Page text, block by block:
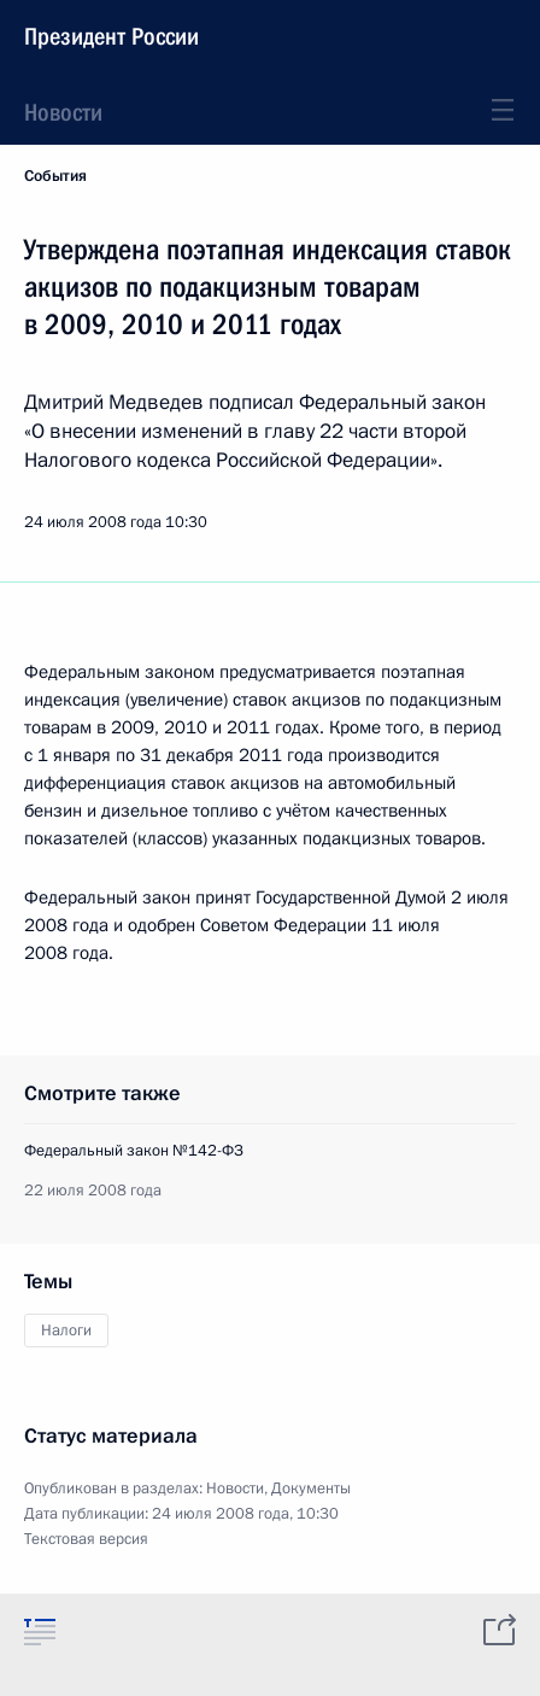
Президент России
Новости
События
Утверждена поэтапная индексация ставок
акцизов по подакцизным товарам
в 2009, 2010 и 2011 годах
Дмитрий Медведев подписал Федеральный закон
«О внесении изменений в главу 22 части второй
Налогового кодекса Российской Федерации».
24 июля 2008 года 10:30
Федеральным законом предусматривается поэтапная
индексация (увеличение) ставок акцизов по подакцизным
товарам в 2009, 2010 и 2011 годах. Кроме того, в период
с 1 января по 31 декабря 2011 года производится
дифференциация ставок акцизов на автомобильный
бензин и дизельное топливо с учётом качественных
показателей (классов) указанных подакцизных товаров.
Федеральный закон принят Государственной Думой 2 июля
2008 года и одобрен Советом Федерации 11 июля
2008 года.
Смотрите также
Федеральный закон №142-ФЗ
22 июля 2008 года
Темы
Налоги
Статус материала
Опубликован в разделах: Новости,Документы
Дата публикации:24 июля 2008 года, 10:30
Текстовая версия